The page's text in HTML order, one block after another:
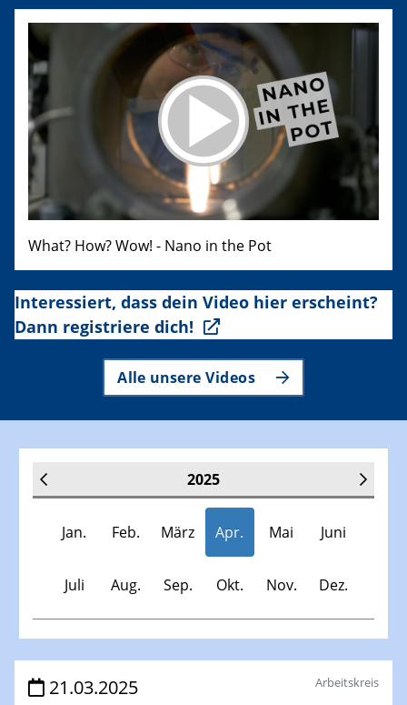
What? How? Wow! - Nano in the Pot
Interessiert, dass dein Video hier erscheint?
Dann registriere dich!
Alle unsere Videos
2025
Jan. Feb. März Apr. Mai Juni
Juli Aug. Sep. Okt. Nov. Dez.
Veranstaltungen
21.03.2025 Arbeitskreis